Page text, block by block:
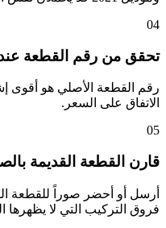
04
تحقق من رقم القطعة
رقم القطعة الأصلي هو أقوى
الاتفاق على السعر.
05
قارن القطعة القديمة
أرسل أو أحضر صوراً للقطعة
فروق التركيب التي لا يظهرها